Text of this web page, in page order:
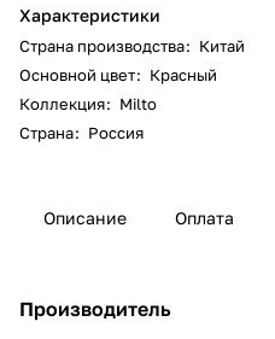
Характеристики
Страна производства: Китай
Основной цвет: Красный
Коллекция: Milto
Страна: Россия
Описание Оплата
Производитель